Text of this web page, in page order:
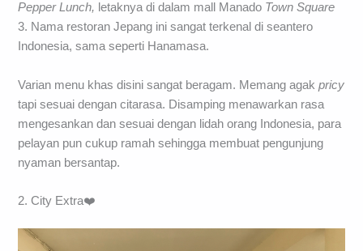
Pepper Lunch, letaknya di dalam mall Manado Town Square
3. Nama restoran Jepang ini sangat terkenal di seantero
Indonesia, sama seperti Hanamasa.
Varian menu khas disini sangat beragam. Memang agakpricy
tapi sesuai dengan citarasa. Disamping menawarkan rasa
mengesankan dan sesuai dengan lidah orang Indonesia, para
pelayan pun cukup ramah sehingga membuat pengunjung
nyaman bersantap.
2. City Extra❤️